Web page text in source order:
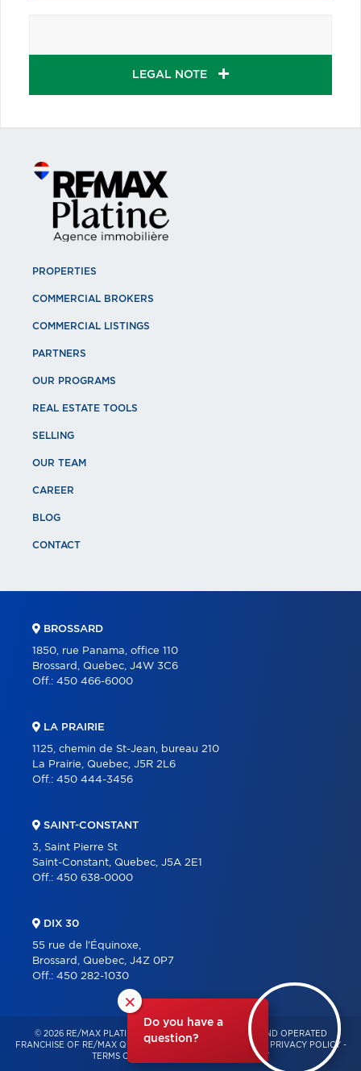
LEGAL NOTE
×
Do you have a
question?
PROPERTIES
COMMERCIAL BROKERS
COMMERCIAL LISTINGS
PARTNERS
OUR PROGRAMS
REAL ESTATE TOOLS
SELLING
OUR TEAM
CAREER
BLOG
CONTACT
BROSSARD
1850, rue Panama, office 110
Brossard, Quebec, J4W 3C6
Off.: 450 466-6000
LA PRAIRIE
1125, chemin de St-Jean, bureau 210
La Prairie, Quebec, J5R 2L6
Off.: 450 444-3456
SAINT-CONSTANT
3, Saint Pierre St
Saint-Constant, Quebec, J5A 2E1
Off.: 450 638-0000
DIX 30
55 rue de l'Équinoxe,
Brossard, Quebec, J4Z 0P7
Off.: 450 282-1030
© 2026 RE/MAX PLATINE – INDEPENDENTLY OWNED AND OPERATED
FRANCHISE OF RE/MAX QUÉBEC – ALL RIGHTS RESERVED -
PRIVACY POLICY -
TERMS OF USE
CONSENT MANAGEMENT